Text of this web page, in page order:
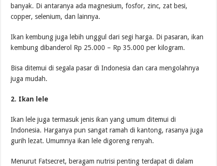
banyak. Di antaranya ada magnesium, fosfor, zinc, zat besi,
copper, selenium, dan lainnya.
Ikan kembung juga lebih unggul dari segi harga. Di pasaran, ikan
kembung dibanderol Rp 25.000 – Rp 35.000 per kilogram.
Bisa ditemui di segala pasar di Indonesia dan cara mengolahnya
juga mudah.
2. Ikan lele
Ikan lele juga termasuk jenis ikan yang umum ditemui di
Indonesia. Harganya pun sangat ramah di kantong, rasanya juga
gurih lezat. Umumnya ikan lele digoreng renyah.
Menurut Fatsecret, beragam nutrisi penting terdapat di dalam